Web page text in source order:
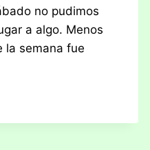
no pudimos
a algo. Menos
la semana fue